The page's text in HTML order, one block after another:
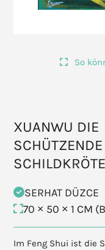
So
XUANWU DIE
SCHÜTZENDE
SCHILDKRÖTE
SERHAT DÜZCE
70 × 50 × 1 CM
Im Feng Shui ist die